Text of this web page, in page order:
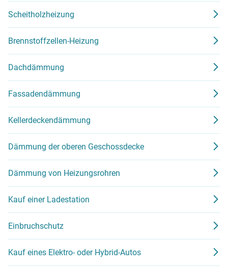
Scheitholzheizung
Brennstoffzellen-Heizung
Dachdämmung
Fassadendämmung
Kellerdeckendämmung
Dämmung der oberen Geschossdecke
Dämmung von Heizungsrohren
Kauf einer Ladestation
Einbruchschutz
Kauf eines Elektro- oder Hybrid-Autos